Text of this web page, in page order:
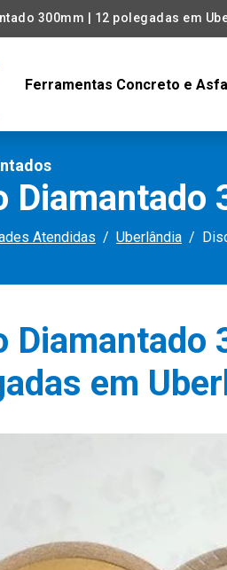
300mm | 12 polegadas em
Ferramentas Concreto e
Diamantado
Atendidas Uberlândia
Diamantado
em